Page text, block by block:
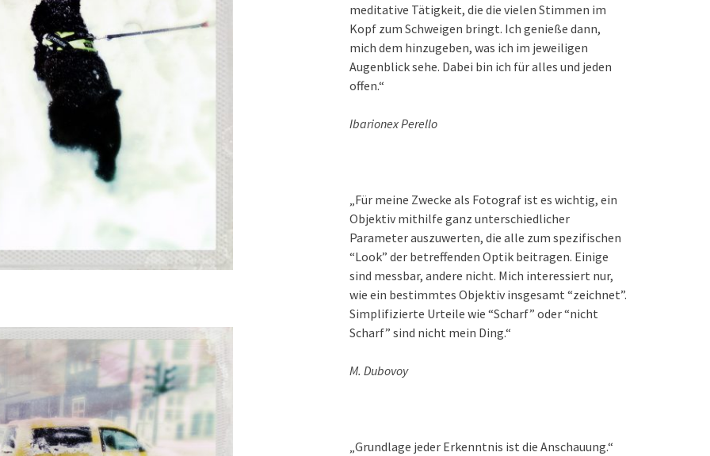
meditative Tätigkeit, die die vielen Stimmen im
Kopf zum Schweigen bringt. Ich genieße dann,
mich dem hinzugeben, was ich im jeweiligen
Augenblick sehe. Dabei bin ich für alles und jeden
offen.“
Ibarionex Perello
„Für meine Zwecke als Fotograf ist es wichtig, ein
Objektiv mithilfe ganz unterschiedlicher
Parameter auszuwerten, die alle zum spezifischen
“Look” der betreffenden Optik beitragen. Einige
sind messbar, andere nicht. Mich interessiert nur,
wie ein bestimmtes Objektiv insgesamt “zeichnet”.
Simplifizierte Urteile wie “Scharf” oder “nicht
Scharf” sind nicht mein Ding.“
M. Dubovoy
„Grundlage jeder Erkenntnis ist die Anschauung.“